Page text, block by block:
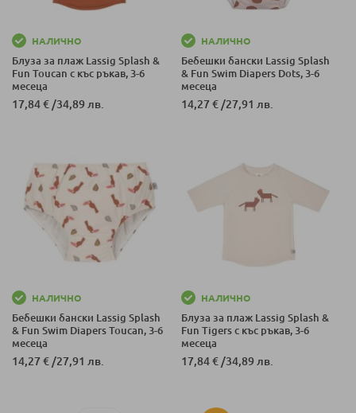
НАЛИЧНО
Блуза за плаж Lassig Splash &
Fun Toucan с къс ръкав, 3-6
месеца
17,84 €/34,89 лв.
НАЛИЧНО
Бебешки бански Lassig Splash
& Fun Swim Diapers Dots, 3-6
месеца
14,27 €/27,91 лв.
НАЛИЧНО
Бебешки бански Lassig Splash
& Fun Swim Diapers Toucan, 3-6
месеца
14,27 €/27,91 лв.
НАЛИЧНО
Блуза за плаж Lassig Splash &
Fun Tigers с къс ръкав, 3-6
месеца
17,84 €/34,89 лв.